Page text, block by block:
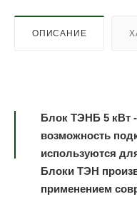
ОПИСАНИЕ
Блок ТЭНБ 5 кВт
возможность
используются
Блоки ТЭН
применением